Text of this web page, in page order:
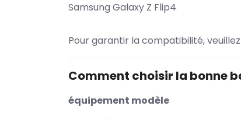
Samsung Galaxy Z Flip4
Pour garantir la compatibilité,
Comment choisir la bonne
équipement modèle